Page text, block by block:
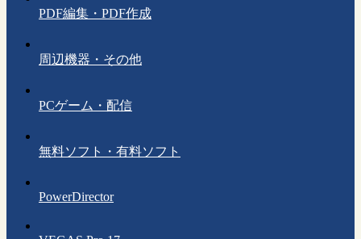
PDF編集・PDF作成
周辺機器・その他
PCゲーム・配信
無料ソフト・有料ソフト
PowerDirector